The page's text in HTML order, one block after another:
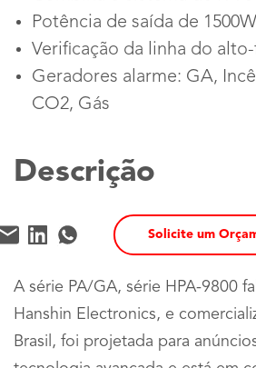
Potência de saída de
Verificação da linha do
Geradores alarme: GA,
CO2, Gás
Descrição
Solicite um
A série PA/GA, série HPA-9800
Hanshin Electronics, e
Brasil, foi projetada para